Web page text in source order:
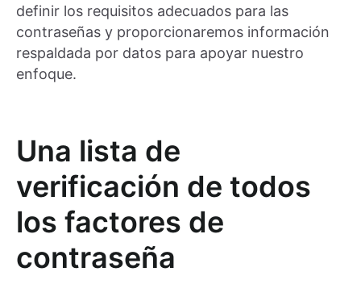
definir los requisitos adecuados para las
contraseñas y proporcionaremos información
respaldada por datos para apoyar nuestro
enfoque.
Una lista de
verificación de todos
los factores de
contraseña